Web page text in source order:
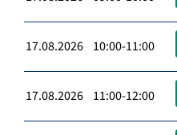
17.08.2026 10:00-11:00
17.08.2026 11:00-12:00